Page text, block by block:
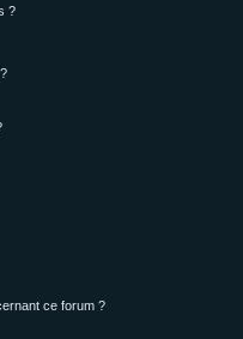
?
ce forum ?